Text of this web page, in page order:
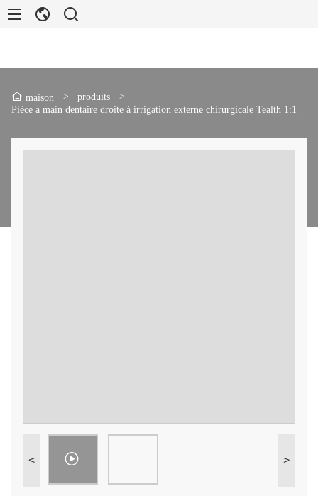
maison > produits
>
Pièce à main dentaire droite à irrigation externe chirurgicale Tealth 1:1
< >